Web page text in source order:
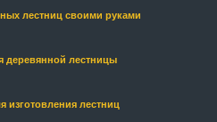
лестниц своими руками
деревянной лестницы
лестниц